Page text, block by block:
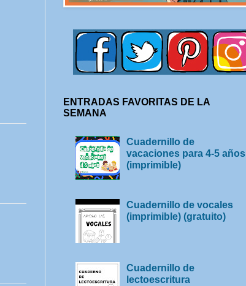
ENTRADAS FAVORITAS DE LA
SEMANA
Cuadernillo de
vacaciones para 4-5 años
(imprimible)
Cuadernillo de vocales
(imprimible) (gratuito)
Cuadernillo de
lectoescritura